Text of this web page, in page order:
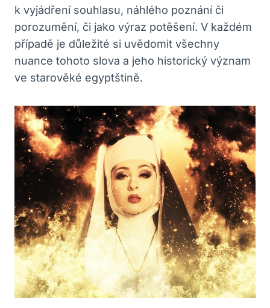
k vyjádření souhlasu, náhlého poznání či
porozumění,‍ či‌ jako výraz potěšení. V ‍každém
případě je důležité si uvědomit všechny
nuance tohoto slova a jeho historický význam
ve starověké egyptštině.